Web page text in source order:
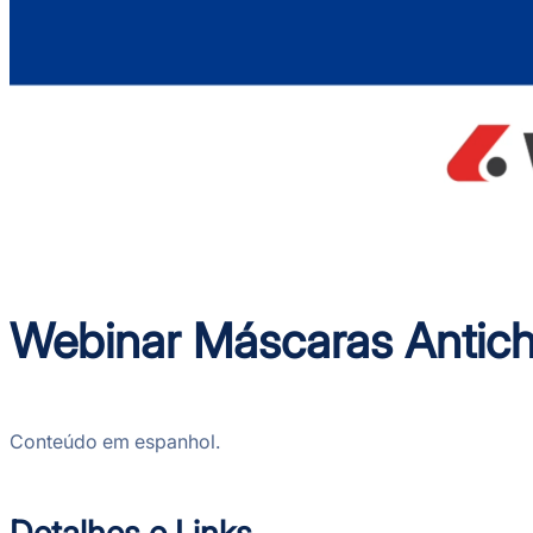
Webinar Máscaras
Conteúdo em espanhol.